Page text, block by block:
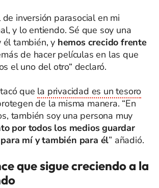
de inversión parasocial en mi
y lo entiendo. Sé que soy una
también, y hemos crecido frente
de hacer películas en las que
el uno del otro“ declaró.
que la privacidad es un tesoro
de la misma manera. “En
también soy una persona muy
por todos los medios guardar
mí y también para él” añadió.
que sigue creciendo a la